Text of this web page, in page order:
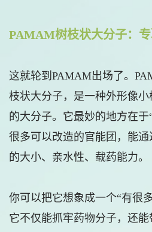
PAMAM树枝状大分子：
这就轮到PAMAM出场了。
枝状大分子，是一种外形像
的大分子。它最妙的地方在
很多可以改造的官能团，能
的大小、亲水性、载药能力。
你可以把它想象成一个“有很
它不仅能抓牢药物分子，还